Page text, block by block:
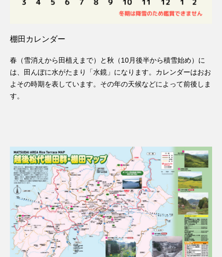
棚田カレンダー
春（雪消えから田植えまで）と秋（10月後半から積雪始め）に
は、田んぼに水がたまり「水鏡」になります。カレンダーはおお
よその時期を表しています。その年の天候などによって前後しま
す。